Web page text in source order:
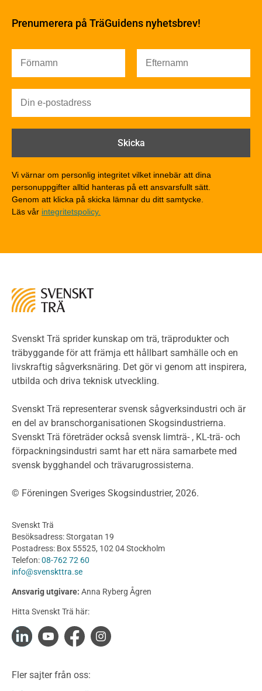
Värmeisolering och lufttäthet
Ljud
Brandsäkerhet
Brandsäkerhet
Brandförlopp i byggnader
Brandklasser för material och konstruktioner
Träkonstruktioners brandmotstånd
Detaljlösningar
Träytors brandegenskaper
Tekniska byten med sprinkler
Riskvärdering i flervåningsbostadshus
Miljöeffekter
LCA
Miljödeklarationer och märkning
Termer och förkortningar
Planering
Klimatkalkylator hallar
Projektering av trähus - generellt
Byggsystem
Fasadsystem i skivmaterial
Bullerskärmar och andra utomhuskonstruktioner
Byggnation och utförande
Utförande
Produkter
Konstruktionsvirke
Konstruktionsvirke Behandlat
Konstruktionsvirke Fingerskarvat
Konstruktionsvirke Fingerskarvat Obehandlat
Limträ
Fanerträ
Prenumerera på TräGuidens nyhetsbrev!
Vi värnar om personlig integritet vilket innebär att dina
personuppgifter alltid hanteras på ett ansvarsfullt sätt.
Genom att klicka på skicka lämnar du ditt samtycke.
Läs vår integritetspolicy.
Svenskt Trä sprider kunskap om trä, träprodukter och
träbyggande för att främja ett hållbart samhälle och en
livskraftig sågverksnäring. Det gör vi genom att inspirera,
utbilda och driva teknisk utveckling.
Svenskt Trä representerar svensk sågverksindustri och är
en del av branschorganisationen Skogsindustrierna.
Svenskt Trä företräder också svensk limträ- , KL-trä- och
förpackningsindustri samt har ett nära samarbete med
svensk bygghandel och trävarugrossisterna.
© Föreningen Sveriges Skogsindustrier, 2026.
Svenskt Trä
Besöksadress: Storgatan 19
Postadress: Box 55525, 102 04 Stockholm
Telefon:08-762 72 60
info@svenskttra.se
Ansvarig utgivare: Anna Ryberg Ågren
Hitta Svenskt Trä här:
Fler sajter från oss: